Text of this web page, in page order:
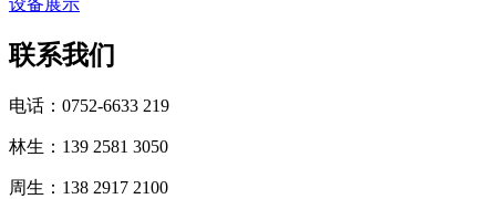
联系我们
电话：0752-6633 219
林生：139 2581 3050
周生：138 2917 2100